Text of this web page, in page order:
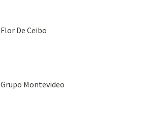
Flor De Ceibo
Grupo Montevideo